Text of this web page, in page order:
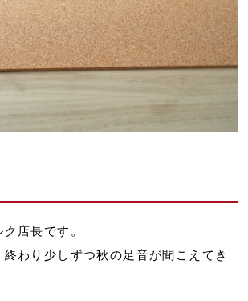
店長です。
わり少しずつ秋の足音が聞こえてき